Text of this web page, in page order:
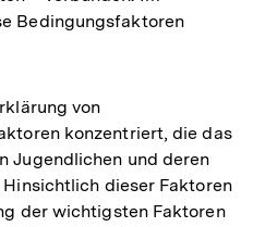
Bedingungsfaktoren
von
konzentriert, die das
Jugendlichen und deren
dieser Faktoren
der wichtigsten Faktoren